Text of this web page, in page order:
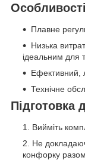
Плавне
Низька
ідеальним для
Ефективний,
Технічне
Підготовка
Вийміть
Не
конфорку